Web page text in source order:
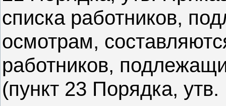
списка работников,
осмотрам,
работников,
(пункт 23 Порядка,